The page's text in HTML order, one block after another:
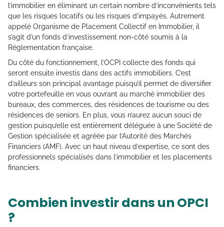
l’immobilier en éliminant un certain nombre d’inconvénients tels
que les risques locatifs ou les risques d’impayés. Autrement
appelé Organisme de Placement Collectif en Immobilier, il
s’agit d’un fonds d’investissement non-côté soumis à la
Réglementation française.
Du côté du fonctionnement, l’OCPI collecte des fonds qui
seront ensuite investis dans des actifs immobiliers. C’est
d’ailleurs son principal avantage puisqu’il permet de diversifier
votre portefeuille en vous ouvrant au marché immobilier des
bureaux, des commerces, des résidences de tourisme ou des
résidences de seniors. En plus, vous n’aurez aucun souci de
gestion puisqu’elle est entièrement déléguée à une Société de
Gestion spécialisée et agréée par l’Autorité des Marchés
Financiers (AMF). Avec un haut niveau d’expertise, ce sont des
professionnels spécialisés dans l’immobilier et les placements
financiers.
Combien investir dans un OPCI
?